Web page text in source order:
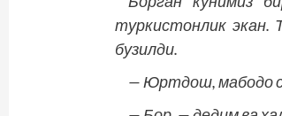
туркистонлик экан.
бузилди.
— Юртдош, мабодо